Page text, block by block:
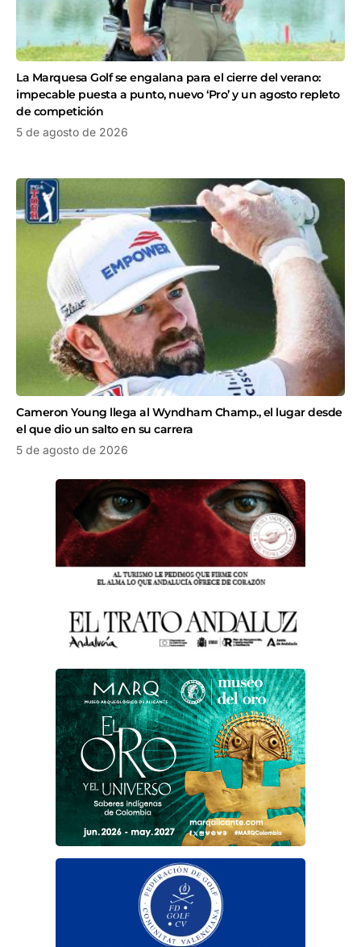
La Marquesa Golf se engalana para el cierre del verano:
impecable puesta a punto, nuevo ‘Pro’ y un agosto repleto
de competición
5 de agosto de 2026
Cameron Young llega al Wyndham Champ., el lugar desde
el que dio un salto en su carrera
5 de agosto de 2026